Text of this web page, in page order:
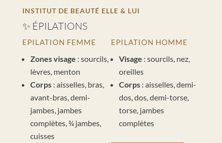
INSTITUT DE BEAUTÉ ELLE & LUI
✨ ÉPILATIONS
EPILATION FEMME
Zones visage : sourcils,
lèvres, menton
Corps: aisselles, bras,
avant-bras, demi-
jambes, jambes
complètes, ¾ jambes,
cuisses
EPILATION HOMME
Visage : sourcils, nez,
oreilles
Corps: aisselles, demi-
dos, dos, demi-torse,
torse, jambes
complètes